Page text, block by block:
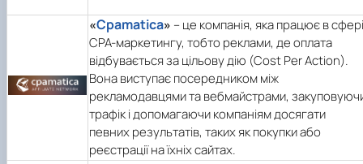
«Cpamatica» – це компанія, яка працює в сфері
CPA-маркетингу, тобто реклами, де оплата
відбувається за цільову дію (Cost Per Action).
Вона виступає посередником між
рекламодавцями та вебмайстрами,
трафік і допомагаючи компаніям досягати
певних результатів, таких як покупки або
реєстрації на їхніх сайтах.